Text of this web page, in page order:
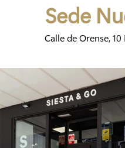
Sede
Calle de Orense,